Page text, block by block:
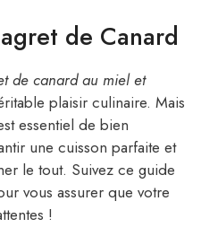
de Canard
de canard au miel et
plaisir culinaire. Mais
essentiel de bien
une cuisson parfaite et
le tout. Suivez ce guide
vous assurer que votre
!